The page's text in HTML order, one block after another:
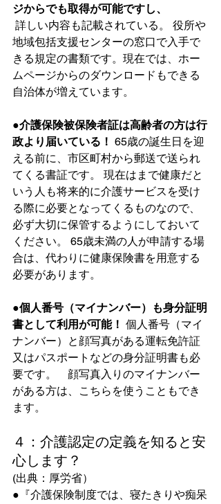
ジからでも取得が可能ですし、
地域包括支援センターの窓口で入手で
きる規定の書類です。現在では、ホー
ムページからのダウンロードもできる
自治体が増えています。
●介護保険被保険者証は高齢者の方は行
政より届いている！ 65歳の誕生日を迎
える前に、市区町村から郵送で送られ
てくる書証です。 現在はまで健康だと
いう人も将来的に介護サービスを受け
る際に必要となってくるものなので、
必ず大切に保管するようにしておいて
ください。 65歳未満の人が申請する場
合は、代わりに健康保険書を用意する
必要があります。
●個人番号（マイナンバー）も身分証明
書として利用が可能！ 個人番号（マイ
ナンバー）と顔写真がある運転免許証
又はパスポートなどの身分証明書も必
要です。　顔写真入りのマイナンバー
がある方は、こちらを使うこともでき
ます。
４：介護認定の定義を知ると安
心します？
(出典：厚労省）
●『介護保険制度では、寝たきりや痴呆